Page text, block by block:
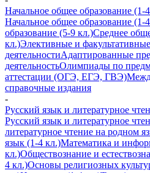
Начальное общее образование (1-
Начальное общее образование (1-
образование (5-9 кл.)Среднее
кл.)Элективные и
деятельностиАдаптированные
деятельностьОлимпиады по
аттестации (ОГЭ, ЕГЭ, ГВЭ)
справочные издания
-
Русский язык и литературное
Русский язык и литературное
литературное чтение на родном
язык (1-4 кл.)Математика и
кл.)Обществознание и
4 кл.)Основы религиозных